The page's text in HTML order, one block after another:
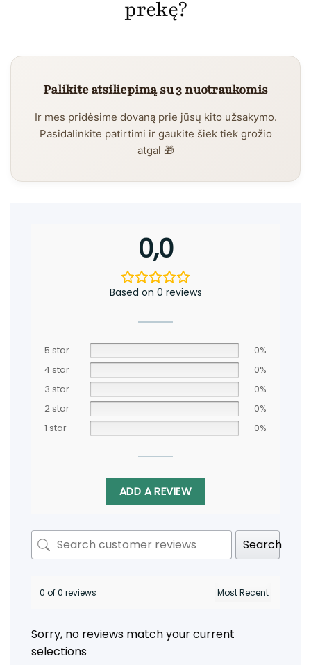
prekę?
Palikite atsiliepimą su 3 nuotraukomis
Ir mes pridėsime dovaną prie jūsų kito užsakymo.
Pasidalinkite patirtimi ir gaukite šiek tiek grožio
atgal 🎁
0,0
Based on 0 reviews
5 star
0%
4 star
0%
3 star
0%
2 star
0%
1 star
0%
ADD A REVIEW
Search
0 of 0 reviews
Sorry, no reviews match your current
selections